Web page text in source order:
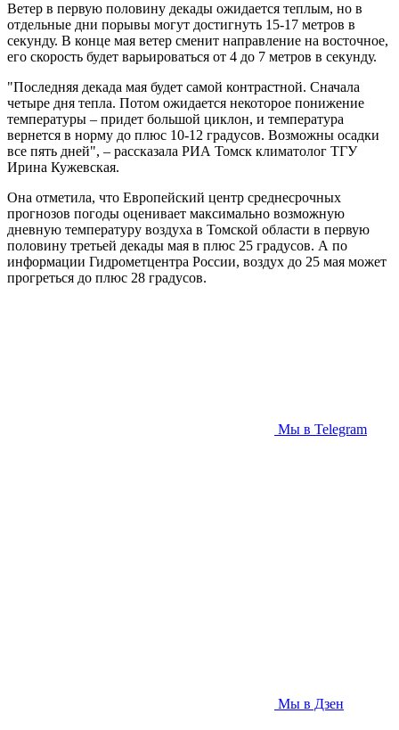
Ветер в первую половину декады ожидается теплым, но в
отдельные дни порывы могут достигнуть 15-17 метров в
секунду. В конце мая ветер сменит направление на восточное,
его скорость будет варьироваться от 4 до 7 метров в секунду.
"Последняя декада мая будет самой контрастной. Сначала
четыре дня тепла. Потом ожидается некоторое понижение
температуры – придет большой циклон, и температура
вернется в норму до плюс 10-12 градусов. Возможны осадки
все пять дней", – рассказала РИА Томск климатолог ТГУ
Ирина Кужевская.
Она отметила, что Европейский центр среднесрочных
прогнозов погоды оценивает максимально возможную
дневную температуру воздуха в Томской области в первую
половину третьей декады мая в плюс 25 градусов. А по
информации Гидрометцентра России, воздух до 25 мая может
прогреться до плюс 28 градусов.
Мы в Telegram
Мы в Дзен